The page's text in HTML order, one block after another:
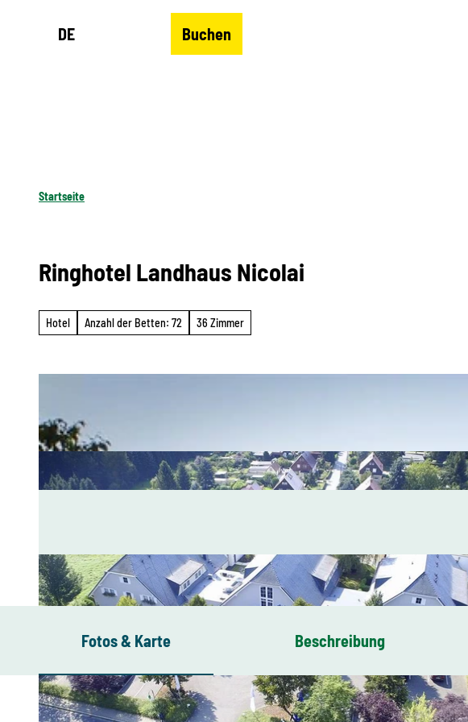
DE Buchen
Startseite
Ringhotel Landhaus Nicolai
Hotel Anzahl der Betten: 72 36 Zimmer
Fotos & Karte Beschreibung